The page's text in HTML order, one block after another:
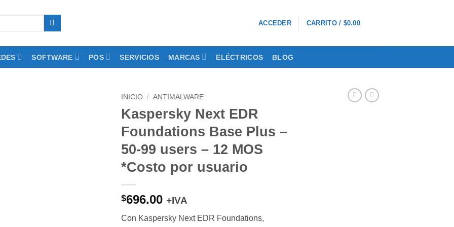
ACCEDER CARRITO / $0.00
SOFTWARE POS SERVICIOS MARCAS ELÉCTRICOS BLOG
INICIO / ANTIMALWARE
Kaspersky Next EDR
Foundations Base Plus –
50-99 users – 12 MOS
*Costo por usuario
$696.00 +IVA
Con Kaspersky Next EDR Foundations,